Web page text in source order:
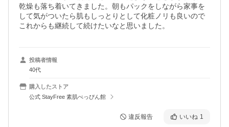
乾燥も落ち着いてきました。朝もパックをしながら家事を
して気がついたら肌もしっとりとして化粧ノリも良いので
これからも継続して続けたいなと思いました。
投稿者情報
40代
購入したストア
公式 StayFree 素肌べっぴん館
違反報告 いいね 1